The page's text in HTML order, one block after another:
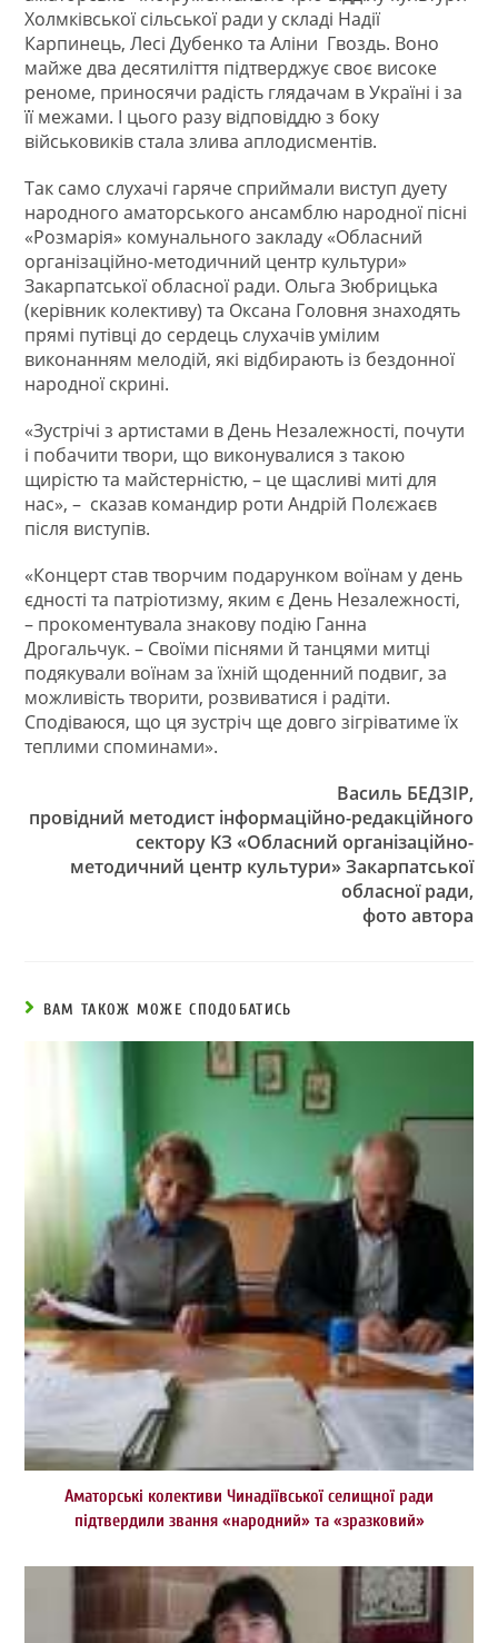
Холмківської сільської ради у складі Надії
Карпинець, Лесі Дубенко та Аліни Гвоздь. Воно
майже два десятиліття підтверджує своє високе
реноме, приносячи радість глядачам в Україні і за
її межами. І цього разу відповіддю з боку
військовиків стала злива аплодисментів.
Так само слухачі гаряче сприймали виступ дуету
народного аматорського ансамблю народної пісні
«Розмарія» комунального закладу «Обласний
організаційно-методичний центр культури»
Закарпатської обласної ради. Ольга Зюбрицька
(керівник колективу) та Оксана Головня знаходять
прямі путівці до сердець слухачів умілим
виконанням мелодій, які відбирають із бездонної
народної скрині.
«Зустрічі з артистами в День Незалежності, почути
і побачити твори, що виконувалися з такою
щирістю та майстерністю, – це щасливі миті для
нас», – сказав командир роти Андрій Полєжаєв
після виступів.
«Концерт став творчим подарунком воїнам у день
єдності та патріотизму, яким є День Незалежності,
– прокоментувала знакову подію Ганна
Дрогальчук. – Своїми піснями й танцями митці
подякували воїнам за їхній щоденний подвиг, за
можливість творити, розвиватися і радіти.
Сподіваюся, що ця зустріч ще довго зігріватиме їх
теплими споминами».
Василь БЕДЗІР,
провідний методист інформаційно-редакційного
сектору КЗ «Обласний організаційно-
методичний центр культури» Закарпатської
обласної ради,
фото автора
ВАМ ТАКОЖ МОЖЕ СПОДОБАТИСЬ
Аматорські колективи Чинадіївської селищної ради
підтвердили звання «народний» та «зразковий»